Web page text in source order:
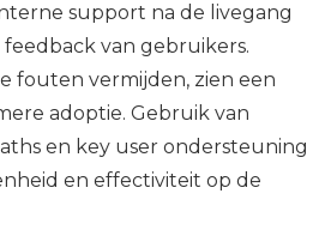
support na de livegang
van gebruikers.
fouten vermijden, zien een
adoptie. Gebruik van
en key user ondersteuning
en effectiviteit op de